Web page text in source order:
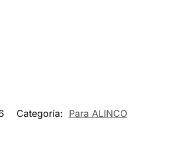
Categoría: Para ALINCO